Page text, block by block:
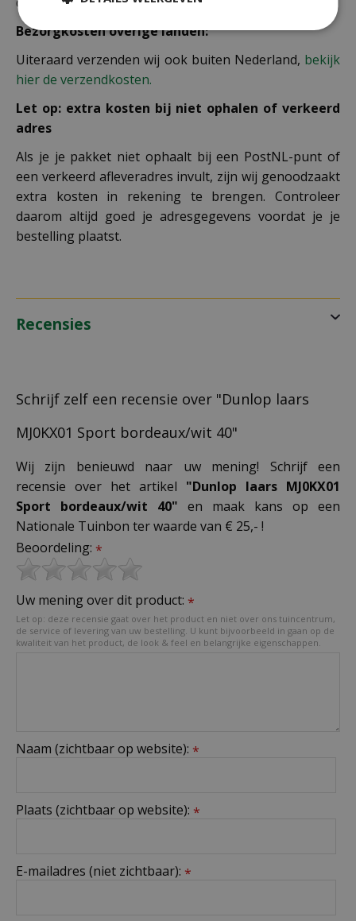
Bezorgkosten overige landen:
Uiteraard verzenden wij ook buiten Nederland, bekijk
hier de verzendkosten.
Let op: extra kosten bij niet ophalen of verkeerd
adres
Als je je pakket niet ophaalt bij een PostNL-punt of
een verkeerd afleveradres invult, zijn wij genoodzaakt
extra kosten in rekening te brengen. Controleer
daarom altijd goed je adresgegevens voordat je je
bestelling plaatst.
Recensies
Schrijf zelf een recensie over "Dunlop laars
MJ0KX01 Sport bordeaux/wit 40"
Wij zijn benieuwd naar uw mening! Schrijf een
recensie over het artikel "Dunlop laars MJ0KX01
Sport bordeaux/wit 40" en maak kans op een
Nationale Tuinbon ter waarde van € 25,- !
Beoordeling: *
Uw mening over dit product: *
Let op: deze recensie gaat over het product en niet over ons tuincentrum,
de service of levering van uw bestelling. U kunt bijvoorbeeld in gaan op de
kwaliteit van het product, de look & feel en belangrijke eigenschappen.
Naam (zichtbaar op website): *
Plaats (zichtbaar op website): *
E-mailadres (niet zichtbaar): *